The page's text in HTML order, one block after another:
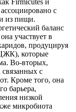
с
из пищи.
баланс
участвует в
продуцируя
которые
Во-вторых,
с
Кроме того, она
барьера,
низкой
микробиота